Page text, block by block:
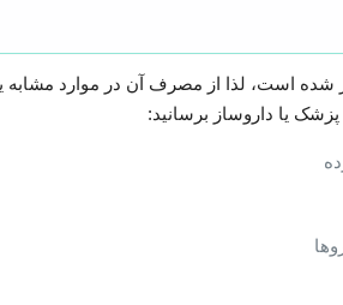
شده است، لذا از مصرف آن در موارد مشابه
یا داروساز برسانید: